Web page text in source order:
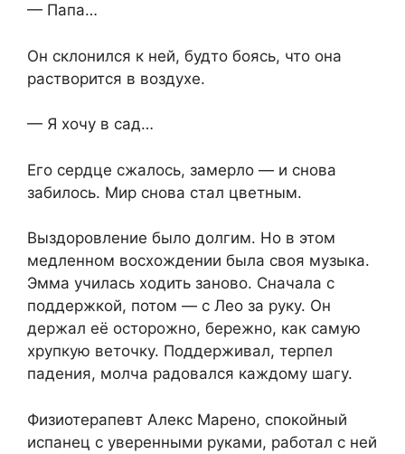
— Папа…
Он склонился к ней, будто боясь, что она
растворится в воздухе.
— Я хочу в сад…
Его сердце сжалось, замерло — и снова
забилось. Мир снова стал цветным.
Выздоровление было долгим. Но в этом
медленном восхождении была своя музыка.
Эмма училась ходить заново. Сначала с
поддержкой, потом — с Лео за руку. Он
держал её осторожно, бережно, как самую
хрупкую веточку. Поддерживал, терпел
падения, молча радовался каждому шагу.
Физиотерапевт Алекс Марено, спокойный
испанец с уверенными руками, работал с ней